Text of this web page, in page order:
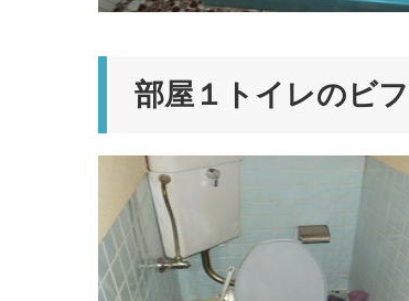
部屋１トイレのビ